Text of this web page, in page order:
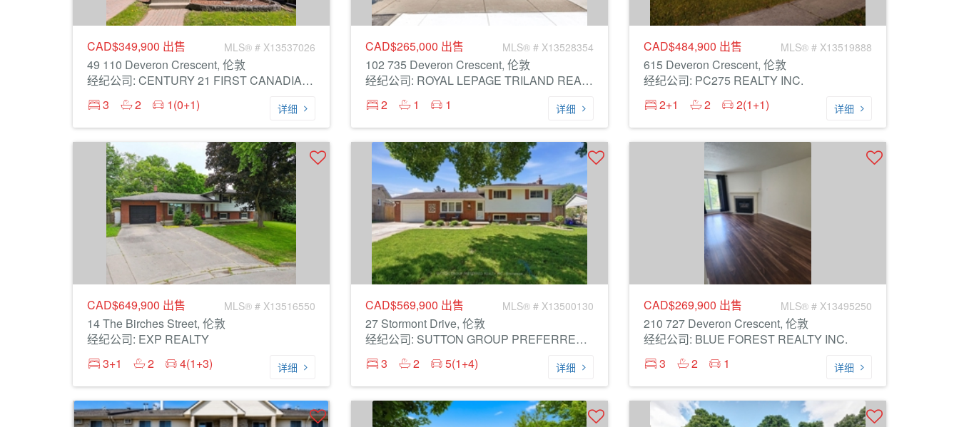
CAD$349,900 出售 MLS® # X13537026
49 110 Deveron Crescent, 伦敦
经纪公司: CENTURY 21 FIRST CANADIAN CORP
3
2 1(0+1) 详细
CAD$265,000 出售 MLS® # X13528354
102 735 Deveron Crescent, 伦敦
经纪公司: ROYAL LEPAGE TRILAND REALTY
2
1 1 详细
CAD$484,900 出售 MLS® # X13519888
615 Deveron Crescent, 伦敦
经纪公司: PC275 REALTY INC.
2+1
2 2(1+1) 详细
CAD$649,900 出售 MLS® # X13516550
14 The Birches Street, 伦敦
经纪公司: EXP REALTY
3+1
2 4(1+3) 详细
CAD$569,900 出售 MLS® # X13500130
27 Stormont Drive, 伦敦
经纪公司: SUTTON GROUP PREFERRED REALTY INC.
3
2 5(1+4) 详细
CAD$269,900 出售 MLS® # X13495250
210 727 Deveron Crescent, 伦敦
经纪公司: BLUE FOREST REALTY INC.
3
2 1 详细